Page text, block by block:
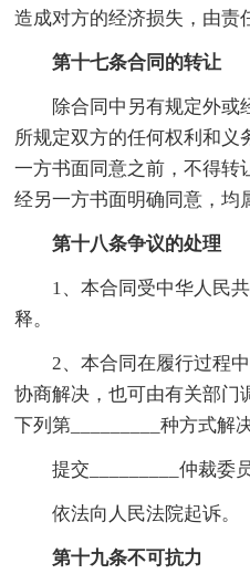
造成对方的经济损失，由责
第十七条合同的转让
除合同中另有规定外或
所规定双方的任何权利和义
一方书面同意之前，不得转
经另一方书面明确同意，均
第十八条争议的处理
1、本合同受中华人民
释。
2、本合同在履行过程
协商解决，也可由有关部门
下列第_________种方式解
提交_________仲裁委
依法向人民法院起诉。
第十九条不可抗力